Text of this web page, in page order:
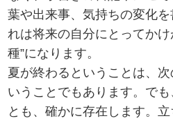
葉や出来事、気持ちの変化
れは将来の自分にとってか
種”になります。
夏が終わるということは、
いうことでもあります。で
とも、確かに存在します。